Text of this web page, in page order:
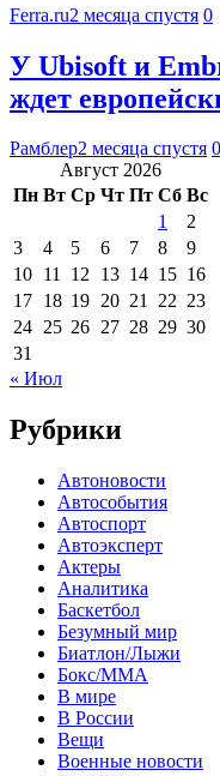
Ferra.ru2 месяца спустя 0
У Ubisoft и
ждет
Рамблер2 месяца спустя 0
Август 2026
Пн Вт Ср Чт Пт Сб Вс
1
2
3
4 5 6 7 8
9
10 11 12 13 14 15 16
17 18 19 20 21 22 23
24 25 26 27 28 29 30
31
« Июл
Рубрики
Автоновости
Автособытия
Автоспорт
Автоэксперт
Актеры
Аналитика
Баскетбол
Безумный мир
Биатлон/Лыжи
Бокс/MMA
В мире
В России
Вещи
Военные новости